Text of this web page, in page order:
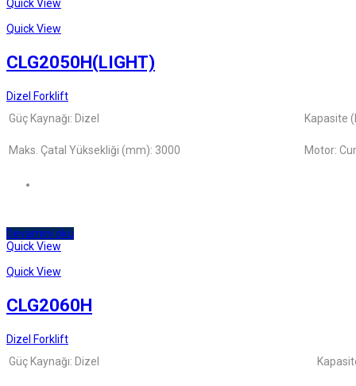
Quick View
Quick View
CLG2050H(LIGHT)
Dizel Forklift
Güç Kaynağı: Dizel
Kapasite
Maks. Çatal Yüksekliği (mm): 3000 Motor:
Devamını oku
Quick View
Quick View
CLG2060H
Dizel Forklift
Güç Kaynağı: Dizel